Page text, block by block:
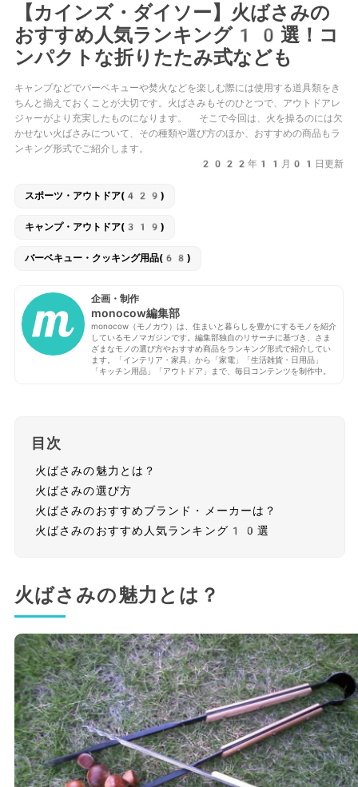
【カインズ・ダイソー】火ばさみの
おすすめ人気ランキング10選！コ
ンパクトな折りたたみ式なども
キャンプなどでバーベキューや焚火などを楽しむ際には使用する道具類をき
ちんと揃えておくことが大切です。火ばさみもそのひとつで、アウトドアレ
ジャーがより充実したものになります。 そこで今回は、火を操るのには欠
かせない火ばさみについて、その種類や選び方のほか、おすすめの商品もラ
ンキング形式でご紹介します。
2022年11月01日更新
スポーツ・アウトドア(429)
キャンプ・アウトドア(319)
バーベキュー・クッキング用品(68)
企画・制作
monocow編集部
monocow（モノカウ）は、住まいと暮らしを豊かにするモノを紹介
しているモノマガジンです。編集部独自のリサーチに基づき、さま
ざまなモノの選び方やおすすめ商品をランキング形式で紹介してい
ます。「インテリア・家具」から「家電」「生活雑貨・日用品」
「キッチン用品」「アウトドア」まで、毎日コンテンツを制作中。
目次
火ばさみの魅力とは？
火ばさみの選び方
火ばさみのおすすめブランド・メーカーは？
火ばさみのおすすめ人気ランキング10選
火ばさみの魅力とは？